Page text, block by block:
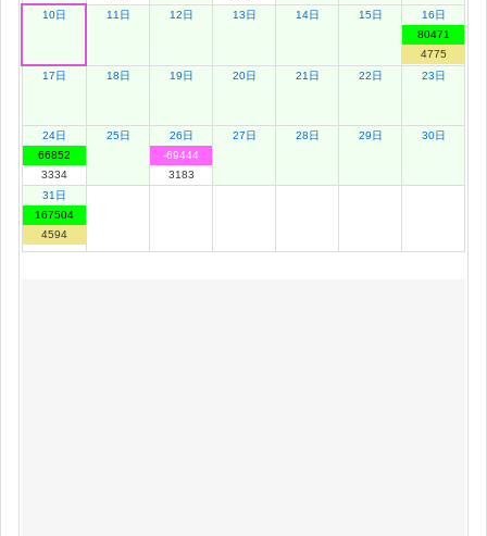
10日 11日 12日 13日 14日 15日
16日
80471
4775
17日
18日 19日 20日 21日 22日 23日
24日
66852
3334
25日
26日
-69444
3183
27日 28日 29日 30日
31日
167504
4594